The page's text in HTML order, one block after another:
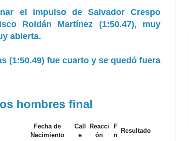
el impulso de Salvador Crespo
Roldán Martínez (1:50.47), muy
abierta.
(1:50.49) fue cuarto y se quedó fuera
hombres final
Fecha de
Nacimiento
Call
e
Reacci
ón
F
n
Resultado